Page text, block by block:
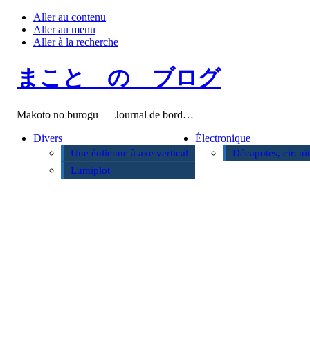
Aller au contenu
Aller au menu
Aller à la recherche
まこと の ブログ
Makoto no burogu — Journal de bord…
Divers
Une éolienne à axe vertical
Lumiplot
Électronique
Décapotes,